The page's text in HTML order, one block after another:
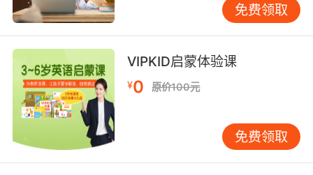
绘本的题材多样性是激发孩子兴趣的重要因素之
一。比如，以冒险为主题的绘本，像《Where
the Wild Things Are》，它讲述了一个小男孩通
过想象力来到一个充满野兽的奇幻世界，并成为
那里的王者的故事。这样的绘本能够激发孩子的
好奇心和探索欲，让他们跟随主人公的脚步，一
同经历刺激的冒险旅程。在这个过程中，孩子会
渴望知道接下来会发生什么，从而更加投入到阅
读中。
免费领取
VIPKID启蒙体验课
¥0 原价100元
免费领取